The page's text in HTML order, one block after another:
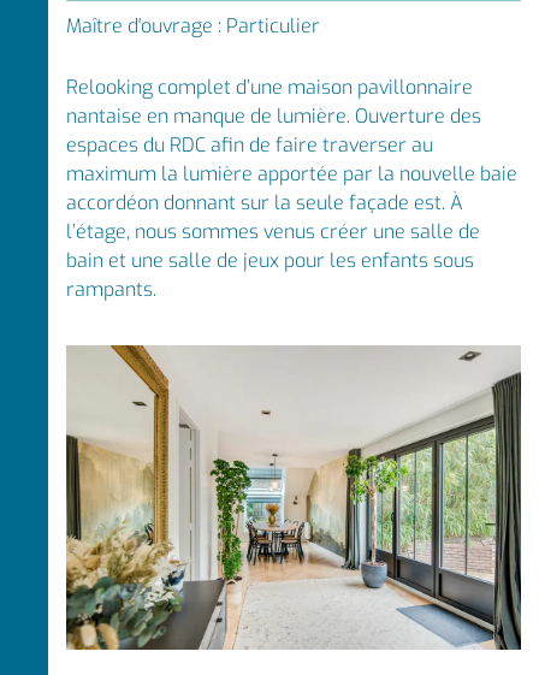
Maître d'ouvrage : Particulier
Relooking complet d’une maison pavillonnaire
nantaise en manque de lumière. Ouverture des
espaces du RDC afin de faire traverser au
maximum la lumière apportée par la nouvelle baie
accordéon donnant sur la seule façade est. À
l’étage, nous sommes venus créer une salle de
bain et une salle de jeux pour les enfants sous
rampants.